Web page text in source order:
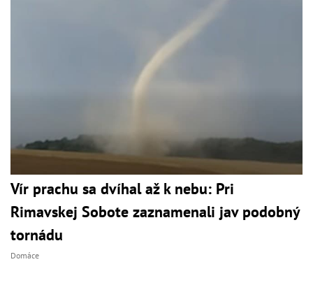
Vír prachu sa dvíhal až k nebu: Pri
Rimavskej Sobote zaznamenali jav podobný
tornádu
Domáce